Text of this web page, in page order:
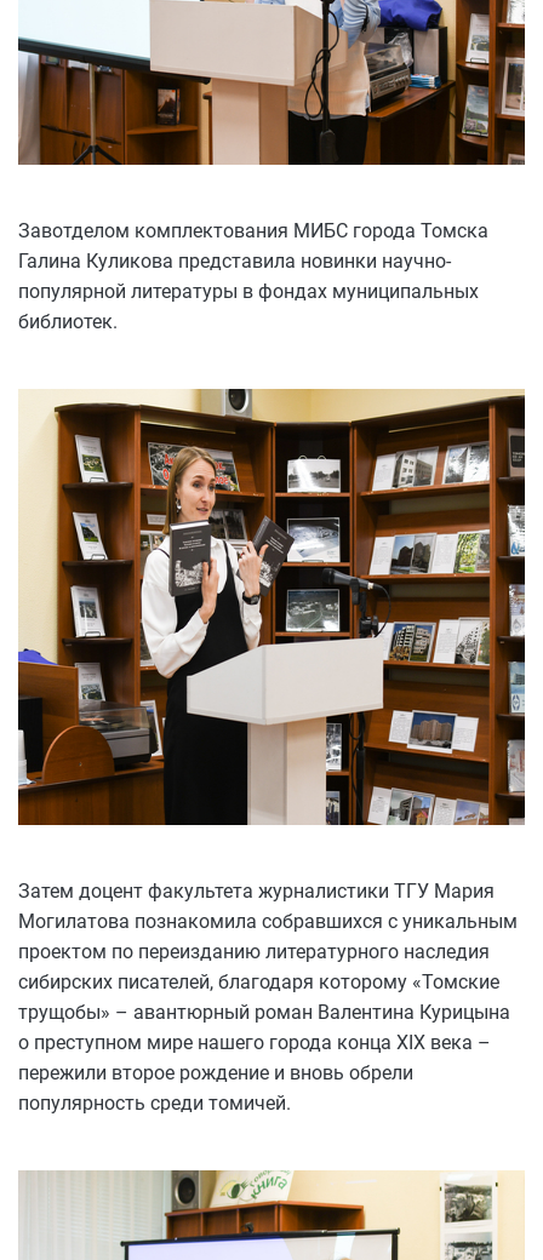
Завотделом комплектования МИБС города Томска
Галина Куликова представила новинки научно-
популярной литературы в фондах муниципальных
библиотек.
Затем доцент факультета журналистики ТГУ Мария
Могилатова познакомила собравшихся с уникальным
проектом по переизданию литературного наследия
сибирских писателей, благодаря которому «Томские
трущобы» – авантюрный роман Валентина Курицына
о преступном мире нашего города конца XIX века –
пережили второе рождение и вновь обрели
популярность среди томичей.